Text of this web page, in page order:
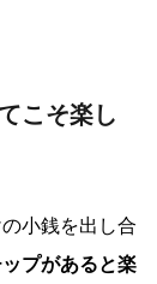
こそ楽し
小銭を出し合
プがあると楽